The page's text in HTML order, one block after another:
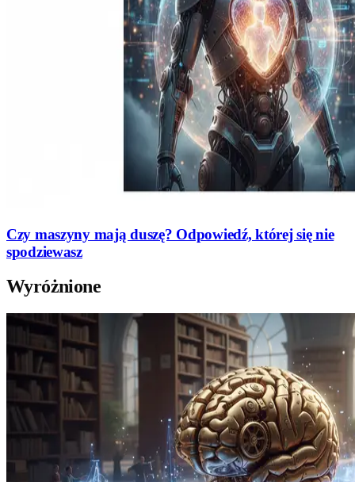
Czy maszyny mają duszę? Odpowiedź, której się nie
spodziewasz
Wyróżnione